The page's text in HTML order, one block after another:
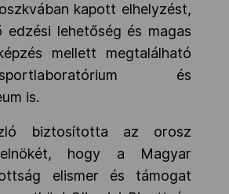
kapott elhelyzést,
edzési lehetőség és magas
mellett megtalálható
és
is.
biztosította az orosz
hogy a Magyar
elismer és támogat